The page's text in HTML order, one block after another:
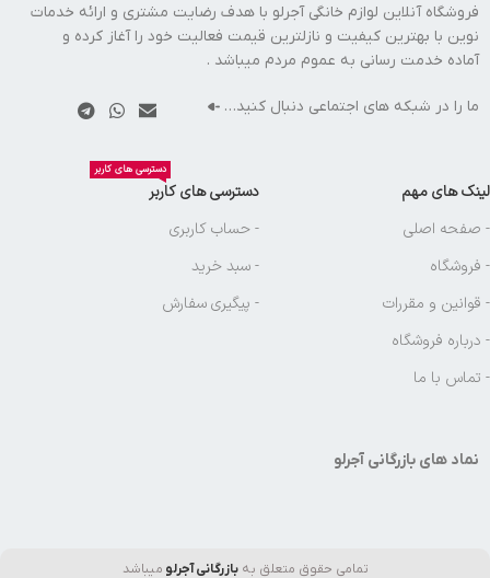
فروشگاه آنلاین لوازم خانگی آجرلو با هدف رضایت مشتری و ارائه خدمات
نوین با بهترین کیفیت و نازلترین قیمت فعالیت خود را آغاز کرده و
آماده خدمت رسانی به عموم مردم میباشد .
ما را در شبکه های اجتماعی دنبال کنید…
لینک های مهم
- صفحه اصلی
- فروشگاه
- قوانین و مقررات
- درباره فروشگاه
- تماس با ما
دسترسی های کاربر
دسترسی های کاربر
- حساب کاربری
- سبد خرید
- پیگیری سفارش
نماد های بازرگانی آجرلو
تمامی حقوق متعلق بهبازرگانی آجرلو میباشد